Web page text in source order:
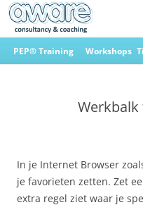
PEP® Training Workshops
Werkbalk
In je Internet Browser
je favorieten zetten. Zet
extra regel ziet waar je